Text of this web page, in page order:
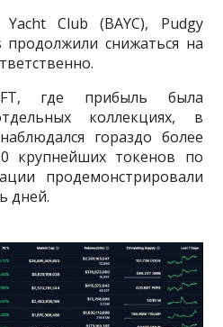
Club (BAYC), Pudgy
снижаться на
где прибыль была
коллекциях, в
гораздо более
крупнейших токенов по
продемонстрировали
дней.